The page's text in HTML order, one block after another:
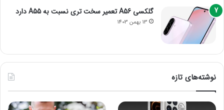
گلکسی A56 تعمیر سخت تری نسبت به A55 دارد
13 بهمن 1403
نوشته‌های تازه